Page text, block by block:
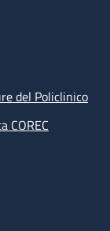
del Policlinico
COREC